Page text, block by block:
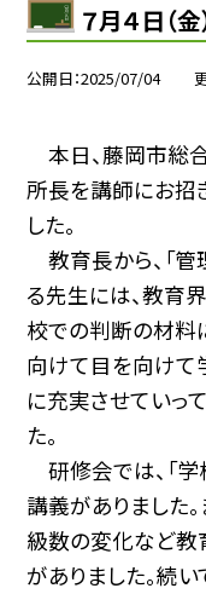
７月４日（
公開日 2025/07/04
本日、藤岡市総
所長を講師にお招
した。
教育長から、「
る先生には、教育
校での判断の材料
向けて目を向けて
に充実させていっ
た。
研修会では、「
講義がありました
級数の変化など教
がありました。続